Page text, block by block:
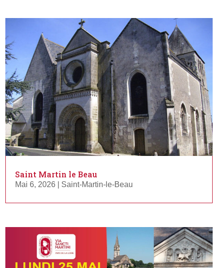
Saint Martin le Beau
Mai 6, 2026 Saint-Martin-le-Beau